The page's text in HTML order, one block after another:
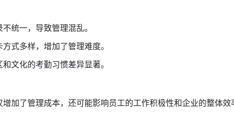
统一，导致管理混乱。
方式多样，增加了管理难度。
文化的考勤习惯差异显著。
加了管理成本，还可能影响员工的工作积极性和企业的整体效